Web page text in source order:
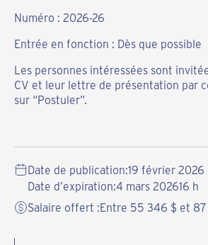
Numéro : 2026-26
Entrée en fonction : Dès que possible
Les personnes intéressées sont
CV et leur lettre de présentation par
sur “Postuler”.
Date de publication:19 février 2026
Date d'expiration:4 mars 202616 h
Salaire offert :Entre 55 346 $ et